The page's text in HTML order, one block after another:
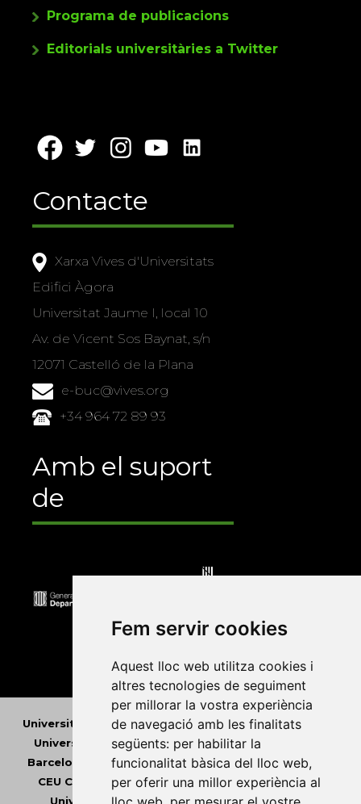
Fem servir cookies
Aquest lloc web utilitza cookies i
altres tecnologies de seguiment
per millorar la vostra experiència
de navegació amb les finalitats
següents: per habilitar la
funcionalitat bàsica del lloc web,
per oferir una millor experiència al
Programa de publicacions
Editorials universitàries a Twitter
Contacte
Xarxa Vives d'Universitats
Edifici Àgora
Universitat Jaume I, local 10
Av. de Vicent Sos Baynat, s/n
12071 Castelló de la Plana
e-buc@vives.org
+34 964 72 89 93
Amb el suport
de
Universitat Abat Oliba CEU•Universitat d'Alacant
Universitat d'Andorra•Universitat Autònoma de
Barcelona
Universitat de Barcelona•Universitat
CEU Cardenal Herrera•Universitat de Girona •
Universitat de les Illes Balears• Universitat